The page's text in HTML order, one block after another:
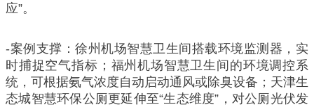
应”。
-案例支撑：徐州机场智慧卫生间搭载环境监测器，实
时捕捉空气指标；福州机场智慧卫生间的环境调控系
统，可根据氨气浓度自动启动通风或除臭设备；天津生
态城智慧环保公厕更延伸至“生态维度”，对公厕光伏发